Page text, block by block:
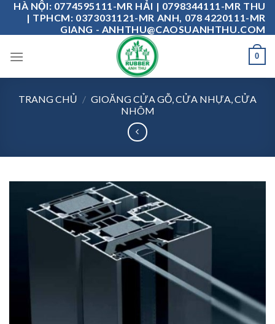
Skip
content
HÀ NỘI: 0774595111-MR HẢI | 0798344111-MR THU
| TPHCM: 0373031121-MR ANH, 078 4220111-MR
GIANG - ANHTHU@CAOSUANHTHU.COM
0
TRANG CHỦ / GIOĂNG CỬA GỖ, CỬA NHỰA, CỬA
NHÔM